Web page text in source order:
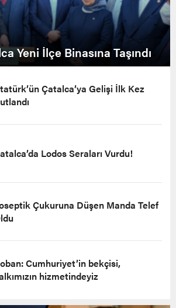
Yeni İlçe Binasına Taşındı
Çatalca’ya Gelişi İlk Kez
Lodos Seraları Vurdu!
Çukuruna Düşen Manda Telef
Cumhuriyet’in bekçisi,
hizmetindeyiz